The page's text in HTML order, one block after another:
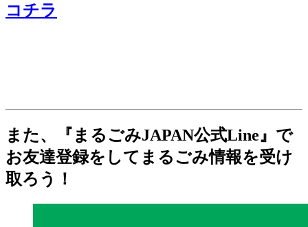
コチラ
また、『まるごみJAPAN公式Line』で
お友達登録をしてまるごみ情報を受け
取ろう！